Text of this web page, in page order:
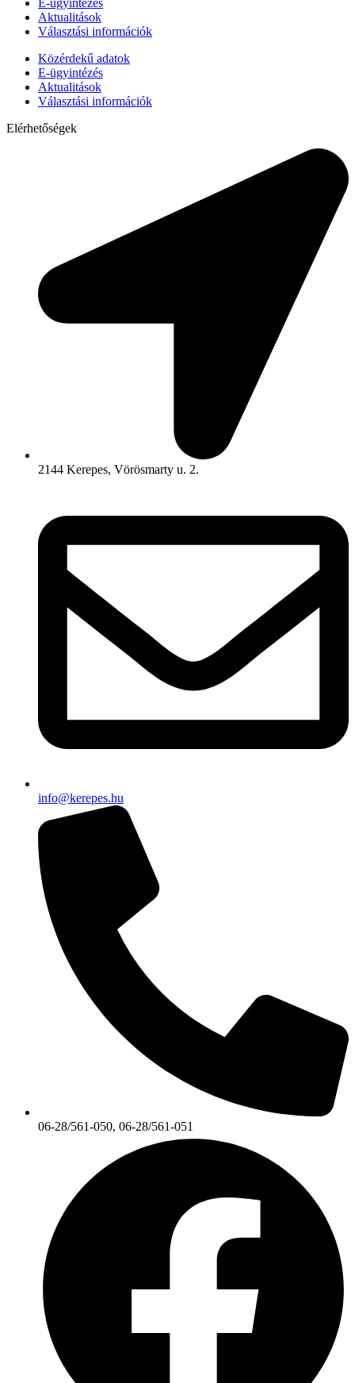
E-ügyintézés
Aktualitások
Választási információk
Közérdekű adatok
E-ügyintézés
Aktualitások
Választási információk
Elérhetőségek
2144 Kerepes, Vörösmarty u. 2.
info@kerepes.hu
06-28/561-050, 06-28/561-051